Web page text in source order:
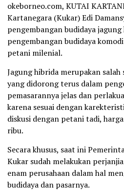
okeborneo.com, KUTAI
Kartanegara (Kukar) Edi
pengembangan budidaya
pengembangan budidaya
petani milenial.
Jagung hibrida merupakan
yang didorong terus dalam
pemasarannya jelas dan
karena sesuai dengan
diskusi dengan petani tadi,
ribu.
Secara khusus, saat ini
Kukar sudah melakukan
enam perusahaan dalam hal
budidaya dan pasarnya.